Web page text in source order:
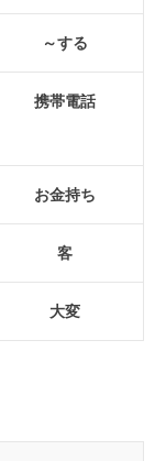
～する
携帯電話
お金持ち
客
大変